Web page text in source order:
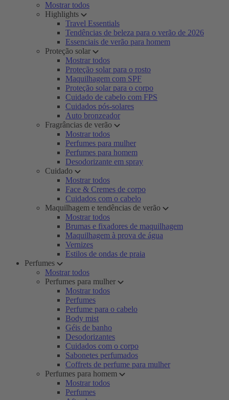
Mostrar todos
Highlights
Travel Essentials
Tendências de beleza para o verão de 2026
Essenciais de verão para homem
Proteção solar
Mostrar todos
Proteção solar para o rosto
Maquilhagem com SPF
Proteção solar para o corpo
Cuidado de cabelo com FPS
Cuidados pós-solares
Auto bronzeador
Fragrâncias de verão
Mostrar todos
Perfumes para mulher
Perfumes para homem
Desodorizante em spray
Cuidado
Mostrar todos
Face & Cremes de corpo
Cuidados com o cabelo
Maquilhagem e tendências de verão
Mostrar todos
Brumas e fixadores de maquilhagem
Maquilhagem à prova de água
Vernizes
Estilos de ondas de praia
Perfumes
Mostrar todos
Perfumes para mulher
Mostrar todos
Perfumes
Perfume para o cabelo
Body mist
Géis de banho
Desodorizantes
Cuidados com o corpo
Sabonetes perfumados
Coffrets de perfume para mulher
Perfumes para homem
Mostrar todos
Perfumes